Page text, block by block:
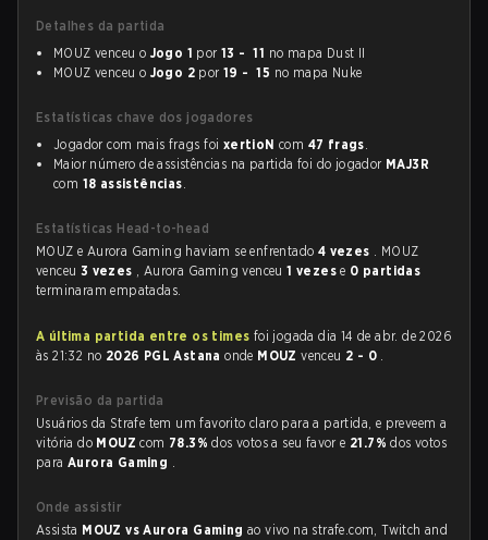
Detalhes da partida
MOUZ venceu o Jogo 1 por13 - 11 no mapa Dust II
MOUZ venceu o Jogo 2 por19 - 15 no mapa Nuke
Estatísticas chave dos jogadores
Jogador com mais frags foi xertioN com 47 frags.
Maior número de assistências na partida foi do jogador MAJ3R
com 18 assistências.
Estatísticas Head-to-head
MOUZ e Aurora Gaming haviam se enfrentado 4 vezes . MOUZ
venceu 3 vezes , Aurora Gaming venceu1 vezese 0 partidas
terminaram empatadas.
A última partida entre os times foi jogada dia 14 de abr. de 2026
às 21:32 no 2026 PGL Astanaonde MOUZvenceu 2 - 0 .
Previsão da partida
Usuários da Strafe tem um favorito claro para a partida, e preveem a
vitória do MOUZcom 78.3%dos votos a seu favor e 21.7%dos votos
para Aurora Gaming .
Onde assistir
Assista MOUZ vs Aurora Gamingao vivo na strafe.com, Twitch and